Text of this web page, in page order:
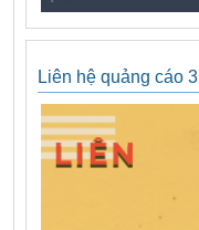
Liên hệ quảng cáo 3